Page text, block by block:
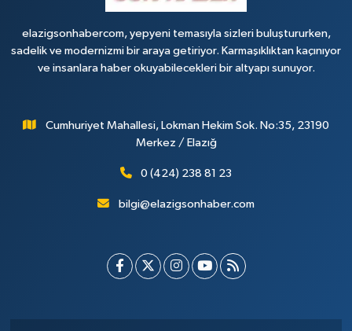
elazigsonhabercom, yepyeni temasıyla sizleri buluştururken,
sadelik ve modernizmi bir araya getiriyor. Karmaşıklıktan kaçınıyor
ve insanlara haber okuyabilecekleri bir altyapı sunuyor.
Cumhuriyet Mahallesi, Lokman Hekim Sok. No:35, 23190
Merkez / Elazığ
0 (424) 238 81 23
bilgi@elazigsonhaber.com